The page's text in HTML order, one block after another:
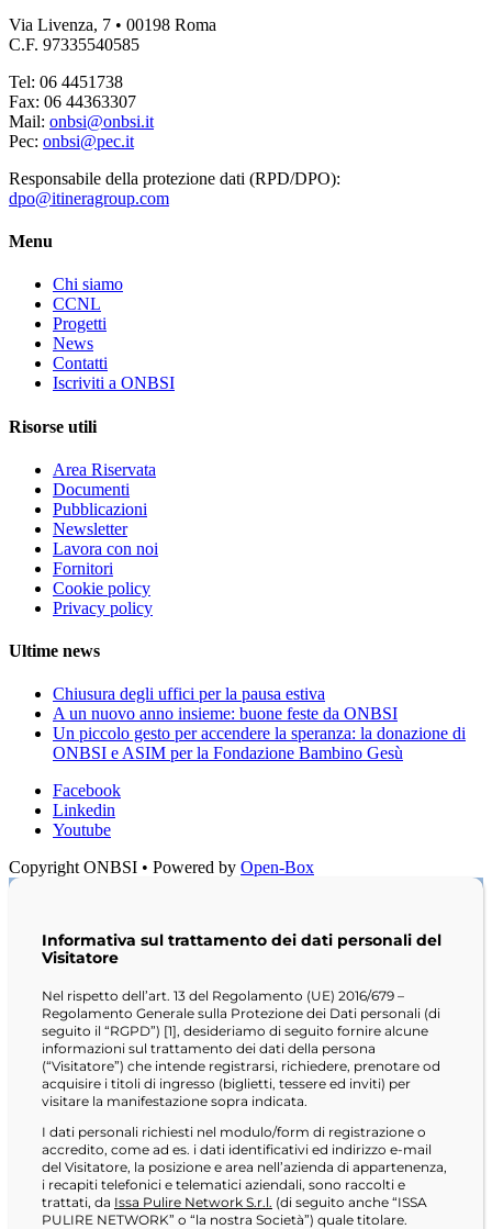
Via Livenza, 7 • 00198 Roma
C.F. 97335540585
Tel: 06 4451738
Fax: 06 44363307
Mail: onbsi@onbsi.it
Pec: onbsi@pec.it
Responsabile della protezione dati (RPD/DPO):
dpo@itineragroup.com
Menu
Chi siamo
CCNL
Progetti
News
Contatti
Iscriviti a ONBSI
Risorse utili
Area Riservata
Documenti
Pubblicazioni
Newsletter
Lavora con noi
Fornitori
Cookie policy
Privacy policy
Ultime news
Chiusura degli uffici per la pausa estiva
A un nuovo anno insieme: buone feste da ONBSI
Un piccolo gesto per accendere la speranza: la donazione di
ONBSI e ASIM per la Fondazione Bambino Gesù
Facebook
Linkedin
Youtube
Copyright ONBSI • Powered by Open-Box
Informativa sul trattamento dei dati personali del
Visitatore
Nel rispetto dell’art. 13 del Regolamento (UE) 2016/679 –
Regolamento Generale sulla Protezione dei Dati personali (di
seguito il “RGPD”) [1], desideriamo di seguito fornire alcune
informazioni sul trattamento dei dati della persona
(“Visitatore”) che intende registrarsi, richiedere, prenotare od
acquisire i titoli di ingresso (biglietti, tessere ed inviti) per
visitare la manifestazione sopra indicata.
I dati personali richiesti nel modulo/form di registrazione o
accredito, come ad es. i dati identificativi ed indirizzo e-mail
del Visitatore, la posizione e area nell’azienda di appartenenza,
i recapiti telefonici e telematici aziendali, sono raccolti e
trattati, da Issa Pulire Network S.r.l. (di seguito anche “ISSA
PULIRE NETWORK” o “la nostra Società”) quale titolare.